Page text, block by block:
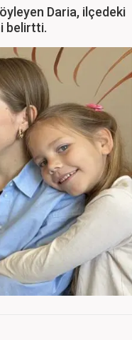
Daria, ilçedeki
belirtti.